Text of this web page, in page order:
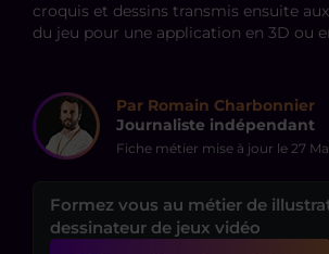
croquis et dessins transmis ensuite
du jeu pour une application en 3D ou
Par Romain Charbonnier
Journaliste indépendant
Fiche métier mise à jour le 27
Formez vous au métier de
dessinateur de jeux vidéo